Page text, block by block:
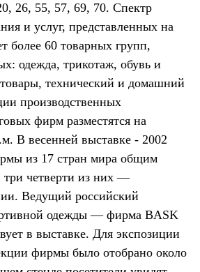
26, 55, 57, 69, 70. Спектр
и услуг, представленных на
более 60 товарных групп,
одежда, трикотаж, обувь и
технический и домашний
производственных
фирм разместятся на
В весенней выставке - 2002
из 17 стран мира общим
три четверти из них —
Ведущий российский
одежды — фирма BASK
в выставке. Для экспозиции
фирмы было отобрано около